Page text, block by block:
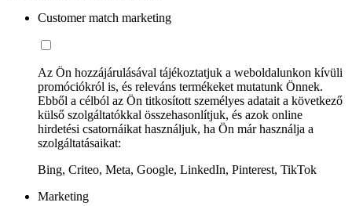
Customer match marketing
Az Ön hozzájárulásával tájékoztatjuk a weboldalunkon kívüli
promóciókról is, és releváns termékeket mutatunk Önnek.
Ebből a célból az Ön titkosított személyes adatait a következő
külső szolgáltatókkal összehasonlítjuk, és azok online
hirdetési csatornáikat használjuk, ha Ön már használja a
szolgáltatásaikat:
Bing, Criteo, Meta, Google, LinkedIn, Pinterest, TikTok
Marketing